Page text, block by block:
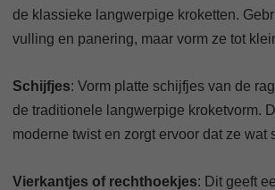
de klassieke langwerpige kroketten.
vulling en panering, maar vorm ze tot
Schijfjes: Vorm platte schijfjes van de
de traditionele langwerpige kroketvorm.
moderne twist en zorgt ervoor dat ze wat
Vierkantjes of rechthoekjes: Dit geeft